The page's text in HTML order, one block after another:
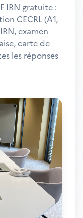
IRN gratuite :
CECRL (A1,
examen
carte de
les réponses